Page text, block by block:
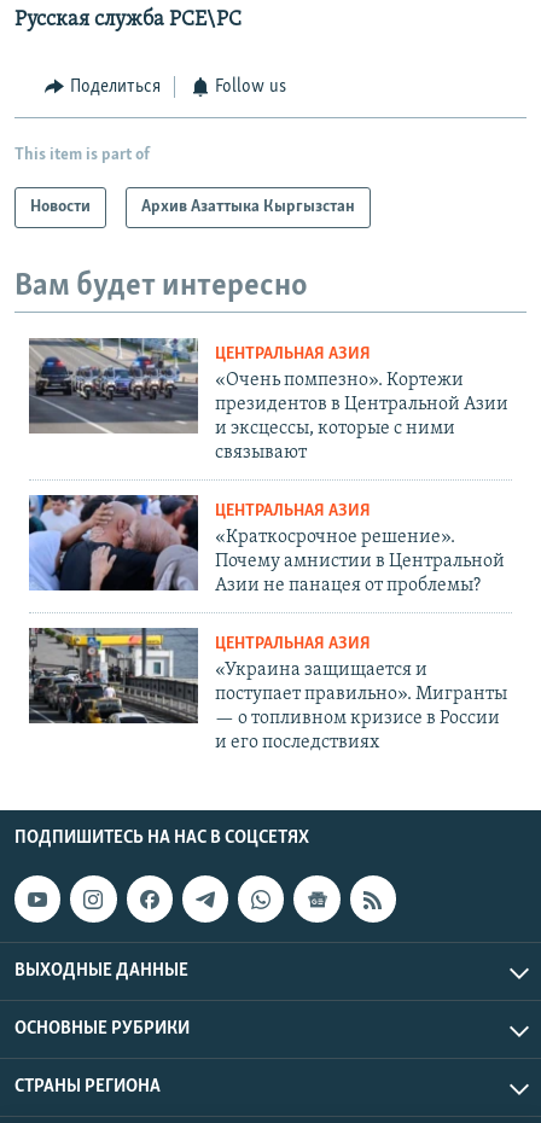
Русская служба РСЕ\РС
Поделиться Follow us
This item is part of
Новости Архив Азаттыка Кыргызстан
Вам будет интересно
ЦЕНТРАЛЬНАЯ АЗИЯ
«Очень помпезно». Кортежи
президентов в Центральной Азии
и эксцессы, которые с ними
связывают
ЦЕНТРАЛЬНАЯ АЗИЯ
«Краткосрочное решение».
Почему амнистии в Центральной
Азии не панацея от проблемы?
ЦЕНТРАЛЬНАЯ АЗИЯ
«Украина защищается и
поступает правильно». Мигранты
— о топливном кризисе в России
и его последствиях
ПОДПИШИТЕСЬ НА НАС В СОЦСЕТЯХ
ВЫХОДНЫЕ ДАННЫЕ
ОСНОВНЫЕ РУБРИКИ
СТРАНЫ РЕГИОНА